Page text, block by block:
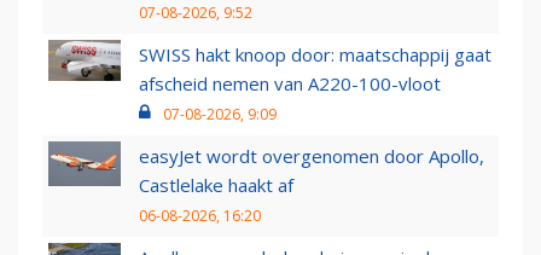
07-08-2026, 9:52
SWISS hakt knoop door: maatschappij gaat
afscheid nemen van A220-100-vloot
07-08-2026, 9:09
easyJet wordt overgenomen door Apollo,
Castlelake haakt af
06-08-2026, 16:20